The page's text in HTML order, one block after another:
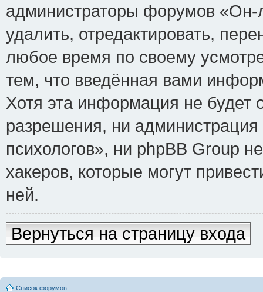
администраторы форумов
удалить, отредактировать,
любое время по своему
тем, что введённая вами
Хотя эта информация не будет
разрешения, ни
психологов», ни phpBB Group
хакеров, которые могут
ней.
Вернуться на страницу входа
Список форумов